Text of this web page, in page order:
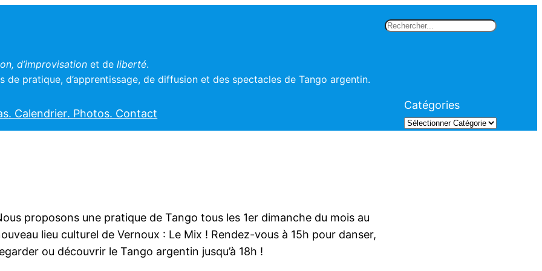
Rechercher
d’improvisation et deliberté.
de pratique, d’apprentissage, de diffusion et des spectacles de Tango argentin.
. Calendrier. Photos. Contact
Catégories
proposons une pratique de Tango tous les 1er dimanche du mois au
lieu culturel de Vernoux : Le Mix ! Rendez-vous à 15h pour danser,
ou découvrir le Tango argentin jusqu’à 18h !